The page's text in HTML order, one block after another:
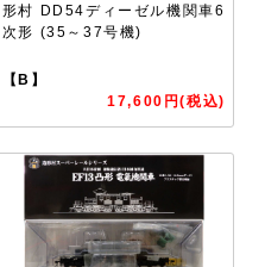
形村 DD54ディーゼル機関車6
次形 (35～37号機)
【B】
17,600円(税込)